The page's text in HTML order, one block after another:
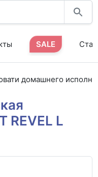
SALE
домашнего
REVEL L